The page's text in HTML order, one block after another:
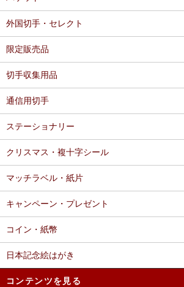
外国切手・セレクト
限定販売品
切手収集用品
通信用切手
ステーショナリー
クリスマス・複十字シール
マッチラベル・紙片
キャンペーン・プレゼント
コイン・紙幣
日本記念絵はがき
コンテンツを見る